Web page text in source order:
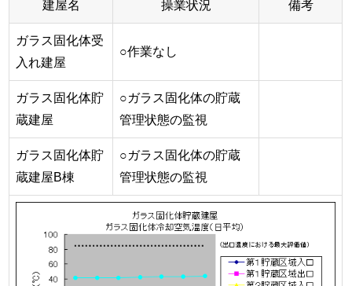
建屋名 操業状況 備考
ガラス固化体受
入れ建屋
○作業なし
ガラス固化体貯
蔵建屋
○ガラス固化体の貯蔵
管理状態の監視
ガラス固化体貯
蔵建屋B棟
○ガラス固化体の貯蔵
管理状態の監視